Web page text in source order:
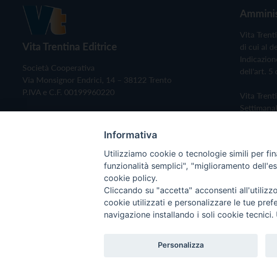
Vita Trentina Editrice
Società Cooperativa
Via Monsignor Endrici, 14 – 38122 Trento
P.IVA e C.F. 00199960220
Vita
di cui al
dell'art. 5
Vita
Privacy
Copyright © 2019 - Tutti i diritti riservati - Vita Trentina
Informativa
Utilizziamo cookie o tecnologie simili per
funzionalità semplici", "miglioramento
cookie policy.
Cliccando su "accetta" acconsenti
cookie utilizzati e personalizzare le tue
navigazione installando i soli cookie
Personalizza